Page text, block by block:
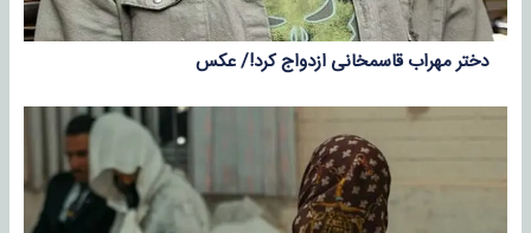
دختر مهراب قاسمخانی ازدواج کرد!/ عکس